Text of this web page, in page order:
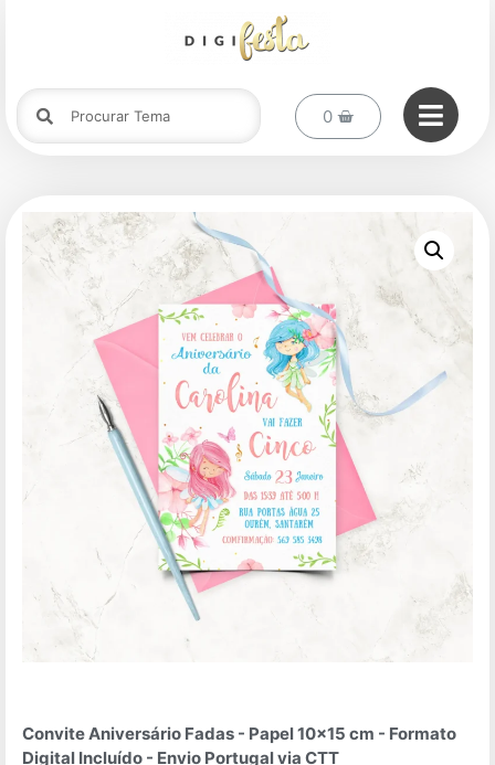
Convite Aniversário Fadas - Papel 10x15 cm - Formato
Digital Incluído - Envio Portugal via CTT